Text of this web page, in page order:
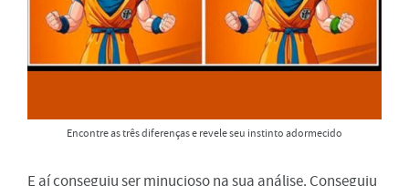
Encontre as três diferenças e revele seu instinto adormecido
E aí conseguiu ser minucioso na sua análise. Conseguiu